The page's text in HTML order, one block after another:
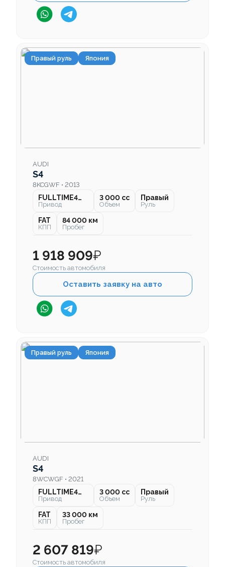
Правый руль Япония
AUDI
S4
8KCGWF • 2013
FULLTIME4WD
Привод
3 000 cc
Объем
Правый
Руль
FAT
КПП
84 000 км
Пробег
1 918 909₽
Стоимость автомобиля
Оставить заявку на авто
Правый руль Япония
AUDI
S4
8WCWGF • 2021
FULLTIME4WD
Привод
3 000 cc
Объем
Правый
Руль
FAT
КПП
33 000 км
Пробег
2 607 819₽
Стоимость автомобиля